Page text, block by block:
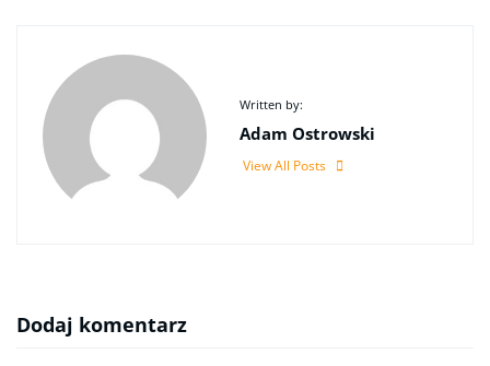
Written by:
Adam Ostrowski
View All Posts
Dodaj komentarz